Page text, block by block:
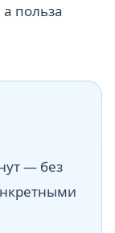
польза
— без